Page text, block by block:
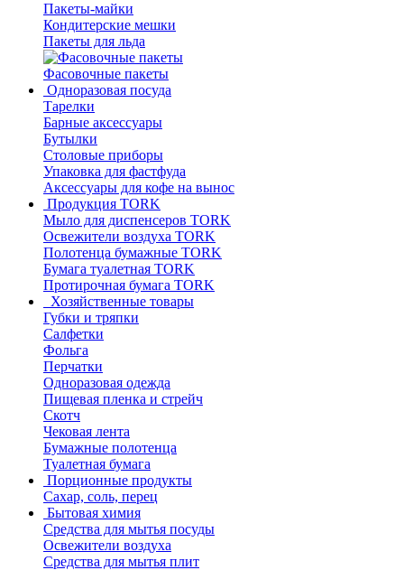
Пакеты-майки
Кондитерские мешки
Пакеты для льда
Фасовочные пакеты
Одноразовая посуда
Тарелки
Барные аксессуары
Бутылки
Столовые приборы
Упаковка для фастфуда
Аксессуары для кофе на вынос
Продукция TORK
Мыло для диспенсеров TORK
Освежители воздуха TORK
Полотенца бумажные TORK
Бумага туалетная TORK
Протирочная бумага TORK
Хозяйственные товары
Губки и тряпки
Салфетки
Фольга
Перчатки
Одноразовая одежда
Пищевая пленка и стрейч
Скотч
Чековая лента
Бумажные полотенца
Туалетная бумага
Порционные продукты
Сахар, соль, перец
Бытовая химия
Средства для мытья посуды
Освежители воздуха
Средства для мытья плит